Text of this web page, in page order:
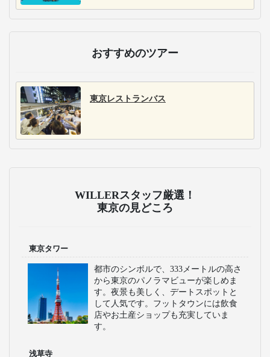
おすすめのツアー
東京レストランバス
WILLERスタッフ厳選！
東京の見どころ
東京タワー
都市のシンボルで、333メートルの高さ
から東京のパノラマビューが楽しめま
す。夜景も美しく、デートスポットと
して人気です。フットタウンには飲食
店やお土産ショップも充実していま
す。
浅草寺